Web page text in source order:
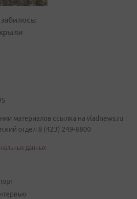
материалов ссылка на vladnews.ru
отдел 8 (423) 249-8800
данных